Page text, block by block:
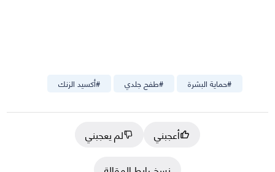
#أكسيد الزنك #طفح جلدي #حماية البشرة
أعجبني
لم يعجبني